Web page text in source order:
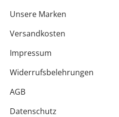
Unsere Marken
Versandkosten
Impressum
Widerrufsbelehrungen
AGB
Datenschutz